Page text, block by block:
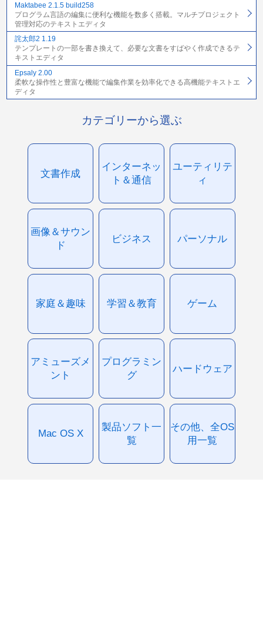
Maktabee 2.1.5 build258
プログラム言語の編集に便利な機能を数多く搭載。マルチプロジェクト
管理対応のテキストエディタ
詫太郎2 1.19
テンプレートの一部を書き換えて、必要な文書をすばやく作成できるテ
キストエディタ
Epsaly 2.00
柔軟な操作性と豊富な機能で編集作業を効率化できる高機能テキストエ
ディタ
カテゴリーから選ぶ
文書作成
インターネッ
ト＆通信
ユーティリテ
ィ
画像＆サウン
ド
ビジネス パーソナル
家庭＆趣味 学習＆教育 ゲーム
アミューズメ
ント
プログラミン
グ
ハードウェア
Mac OS X
製品ソフト一
覧
その他、全OS
用一覧